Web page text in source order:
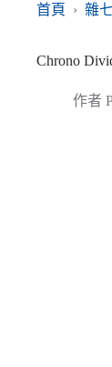
首頁 › 雜
Chrono
作者